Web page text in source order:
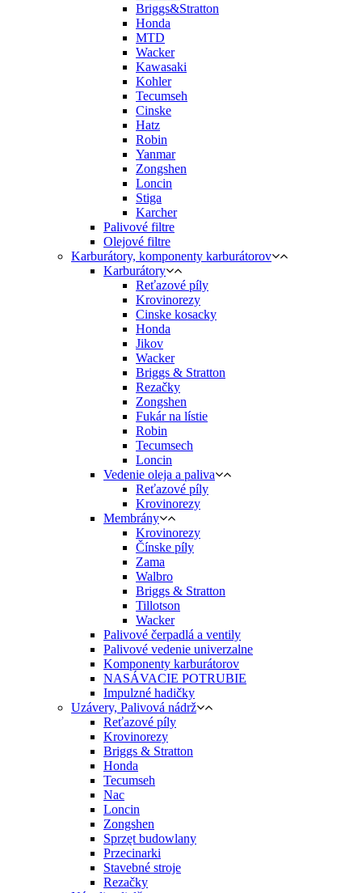
Briggs&Stratton
Honda
MTD
Wacker
Kawasaki
Kohler
Tecumseh
Cinske
Hatz
Robin
Yanmar
Zongshen
Loncin
Stiga
Karcher
Palivové filtre
Olejové filtre
Karburátory, komponenty karburátorov
Karburátory
Reťazové píly
Krovinorezy
Cinske kosacky
Honda
Jikov
Wacker
Briggs & Stratton
Rezačky
Zongshen
Fukár na lístie
Robin
Tecumsech
Loncin
Vedenie oleja a paliva
Reťazové píly
Krovinorezy
Membrány
Krovinorezy
Čínske píly
Zama
Walbro
Briggs & Stratton
Tillotson
Wacker
Palivové čerpadlá a ventily
Palivové vedenie univerzalne
Komponenty karburátorov
NASÁVACIE POTRUBIE
Impulzné hadičky
Uzávery, Palivová nádrž
Reťazové píly
Krovinorezy
Briggs & Stratton
Honda
Tecumseh
Nac
Loncin
Zongshen
Sprzęt budowlany
Przecinarki
Stavebné stroje
Rezačky